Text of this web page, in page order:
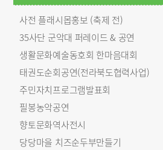
사전 플래시몹홍보 (축제 전)
35사단 군악대 퍼레이드 & 공연
생활문화예술동호회 한마음대회
태권도순회공연(전라북도협력사업)
주민자치프로그램발표회
필봉농악공연
향토문화역사전시
당당마을 치즈순두부만들기